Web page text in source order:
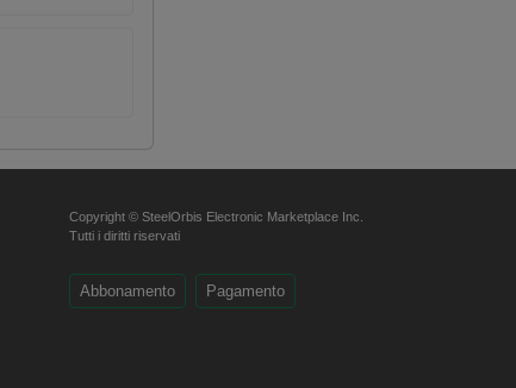
Copyright © SteelOrbis Electronic Marketplace Inc.
Tutti i diritti riservati
Abbonamento Pagamento